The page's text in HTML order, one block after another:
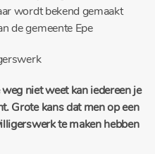
wordt bekend gemaakt
de gemeente Epe
niet weet kan iedereen je
Grote kans dat men op een
te maken hebben